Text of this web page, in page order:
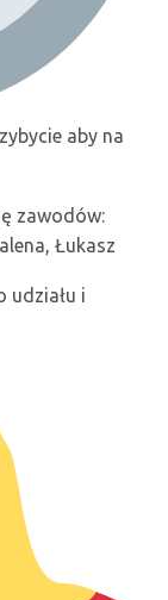
aby na
zawodów:
Łukasz
udziału i